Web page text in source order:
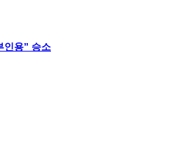
인용” 승소